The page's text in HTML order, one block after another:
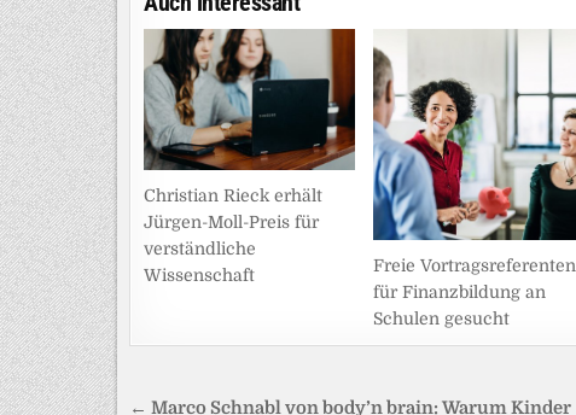
Christian Rieck erhält
Jürgen-Moll-Preis für
verständliche
Wissenschaft
Freie Vortragsreferenten
für Finanzbildung an
Schulen gesucht
← Marco Schnabl von body’n brain: Warum Kinder